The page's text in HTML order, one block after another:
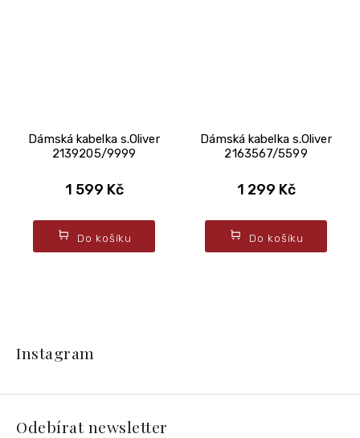
Dámská kabelka s.Oliver
2139205/9999
1 599 Kč
Do košíku
Dámská kabelka s.Oliver
2163567/5599
1 299 Kč
Do košíku
t
Instagram
Odebírat newsletter